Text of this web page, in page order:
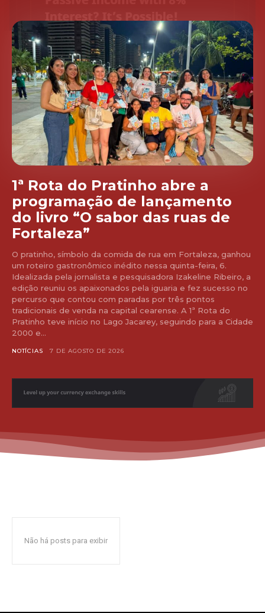
1ª Rota do Pratinho abre a
programação de lançamento
do livro “O sabor das ruas de
Fortaleza”
O pratinho, símbolo da comida de rua em Fortaleza, ganhou
um roteiro gastronômico inédito nessa quinta-feira, 6.
Idealizada pela jornalista e pesquisadora Izakeline Ribeiro, a
edição reuniu os apaixonados pela iguaria e fez sucesso no
percurso que contou com paradas por três pontos
tradicionais de venda na capital cearense. A 1ª Rota do
Pratinho teve início no Lago Jacarey, seguindo para a Cidade
2000 e...
NOTÍCIAS 7 DE AGOSTO DE 2026
Não há posts para exibir